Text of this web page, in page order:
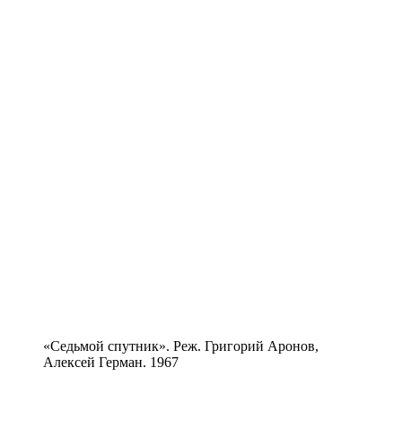
«Седьмой спутник». Реж. Григорий Аронов,
Алексей Герман. 1967